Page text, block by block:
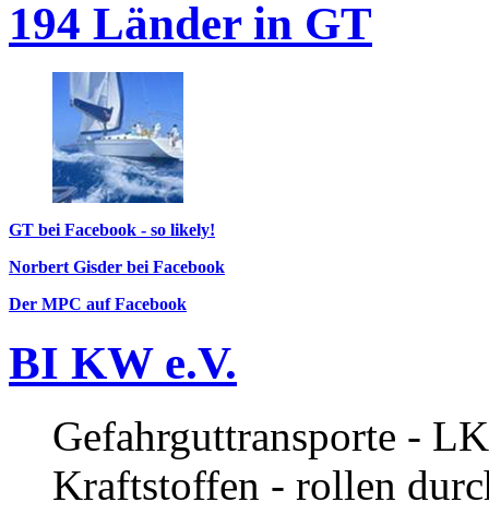
194 Länder in GT
GT bei Facebook - so likely!
Norbert Gisder bei Facebook
Der MPC auf Facebook
BI KW e.V.
Gefahrguttransporte -
Kraftstoffen - rollen